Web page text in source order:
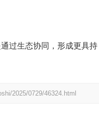
过生态协同，形成更具持
2025/0729/46324.html